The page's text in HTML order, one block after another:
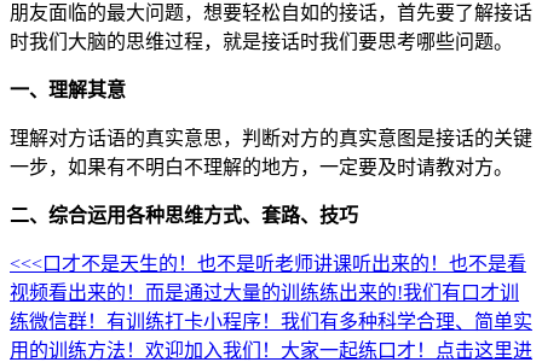
朋友面临的最大问题，想要轻松自如的接话，首先要了解接话
时我们大脑的思维过程，就是接话时我们要思考哪些问题。
一、理解其意
理解对方话语的真实意思，判断对方的真实意图是接话的关键
一步，如果有不明白不理解的地方，一定要及时请教对方。
二、综合运用各种思维方式、套路、技巧
<<<口才不是天生的！也不是听老师讲课听出来的！也不是看
视频看出来的！而是通过大量的训练练出来的!我们有口才训
练微信群！有训练打卡小程序！我们有多种科学合理、简单实
用的训练方法！欢迎加入我们！大家一起练口才！点击这里进